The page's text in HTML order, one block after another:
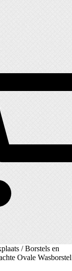
/Borstels en
Ovale Wasborstel